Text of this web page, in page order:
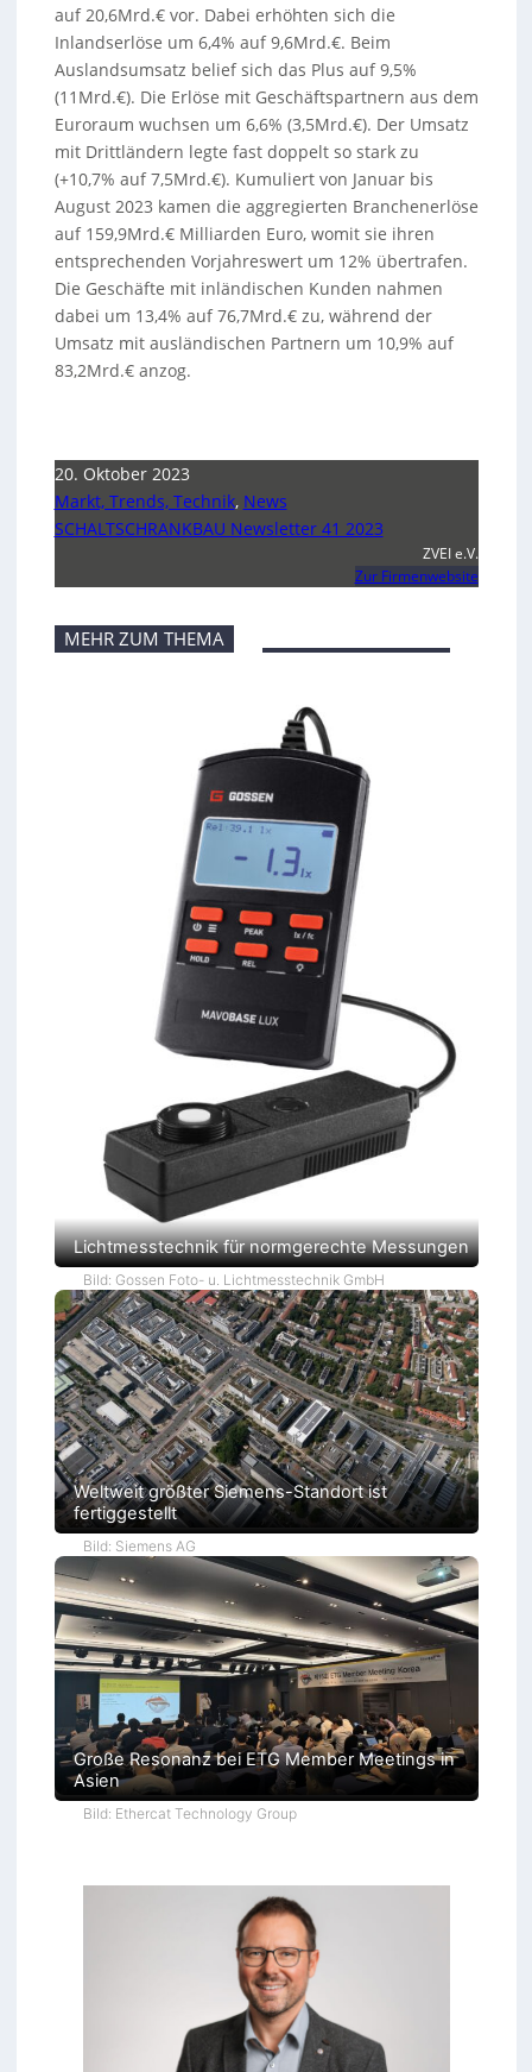
auf 20,6Mrd.€ vor. Dabei erhöhten sich die
Inlandserlöse um 6,4% auf 9,6Mrd.€. Beim
Auslandsumsatz belief sich das Plus auf 9,5%
(11Mrd.€). Die Erlöse mit Geschäftspartnern aus dem
Euroraum wuchsen um 6,6% (3,5Mrd.€). Der Umsatz
mit Drittländern legte fast doppelt so stark zu
(+10,7% auf 7,5Mrd.€). Kumuliert von Januar bis
August 2023 kamen die aggregierten Branchenerlöse
auf 159,9Mrd.€ Milliarden Euro, womit sie ihren
entsprechenden Vorjahreswert um 12% übertrafen.
Die Geschäfte mit inländischen Kunden nahmen
dabei um 13,4% auf 76,7Mrd.€ zu, während der
Umsatz mit ausländischen Partnern um 10,9% auf
83,2Mrd.€ anzog.
20. Oktober 2023
Markt, Trends, Technik, News
SCHALTSCHRANKBAU Newsletter 41 2023
ZVEI e.V.
Zur Firmenwebsite
MEHR ZUM THEMA
Lichtmesstechnik für normgerechte Messungen
Bild: Gossen Foto- u. Lichtmesstechnik GmbH
Weltweit größter Siemens-Standort ist
fertiggestellt
Bild: Siemens AG
Große Resonanz bei ETG Member Meetings in
Asien
Bild: Ethercat Technology Group